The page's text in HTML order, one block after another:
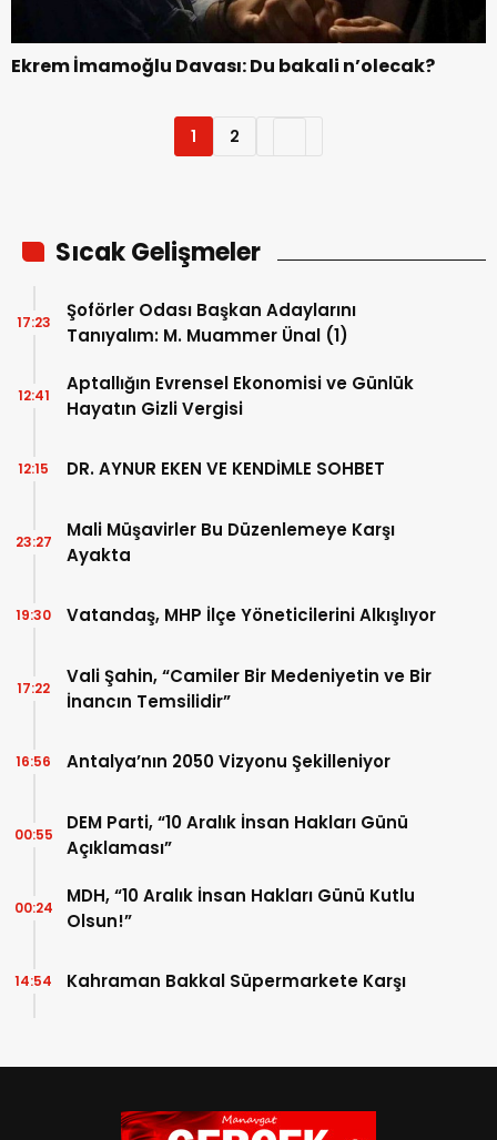
Ekrem İmamoğlu Davası: Du bakali n’olecak?
1 2
Sıcak Gelişmeler
Şoförler Odası Başkan Adaylarını
Tanıyalım: M. Muammer Ünal (1)
17:23
Aptallığın Evrensel Ekonomisi ve Günlük
Hayatın Gizli Vergisi
12:41
DR. AYNUR EKEN VE KENDİMLE SOHBET
12:15
Mali Müşavirler Bu Düzenlemeye Karşı
Ayakta
23:27
Vatandaş, MHP İlçe Yöneticilerini Alkışlıyor
19:30
Vali Şahin, “Camiler Bir Medeniyetin ve Bir
İnancın Temsilidir”
17:22
Antalya’nın 2050 Vizyonu Şekilleniyor
16:56
DEM Parti, “10 Aralık İnsan Hakları Günü
Açıklaması”
00:55
MDH, “10 Aralık İnsan Hakları Günü Kutlu
Olsun!”
00:24
Kahraman Bakkal Süpermarkete Karşı
14:54